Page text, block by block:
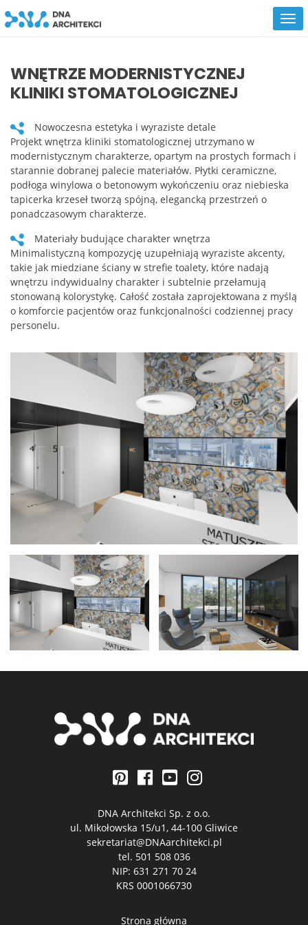
WNĘTRZE MODERNISTYCZNEJ
KLINIKI STOMATOLOGICZNEJ
Nowoczesna estetyka i wyraziste detale
Projekt wnętrza kliniki stomatologicznej utrzymano w
modernistycznym charakterze, opartym na prostych formach i
starannie dobranej palecie materiałów. Płytki ceramiczne,
podłoga winylowa o betonowym wykończeniu oraz niebieska
tapicerka krzeseł tworzą spójną, elegancką przestrzeń o
ponadczasowym charakterze.
Materiały budujące charakter wnętrza
Minimalistyczną kompozycję uzupełniają wyraziste akcenty,
takie jak miedziane ściany w strefie toalety, które nadają
wnętrzu indywidualny charakter i subtelnie przełamują
stonowaną kolorystykę. Całość została zaprojektowana z myślą
o komforcie pacjentów oraz funkcjonalności codziennej pracy
personelu.
DNA Architekci Sp. z o.o.
ul. Mikołowska 15/u1, 44-100 Gliwice
sekretariat@DNAarchitekci.pl
tel. 501 508 036
NIP: 631 271 70 24
KRS 0001066730
Strona główna